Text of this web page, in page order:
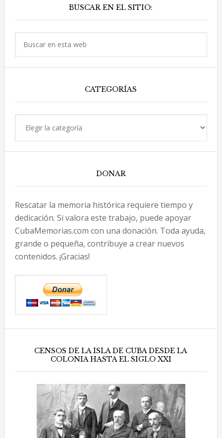
principal
BUSCAR EN EL SITIO:
CATEGORÍAS
DONAR
Rescatar la memoria histórica requiere tiempo y
dedicación. Si valora este trabajo, puede apoyar
CubaMemorias.com con una donación. Toda ayuda,
grande o pequeña, contribuye a crear nuevos
contenidos. ¡Gracias!
CENSOS DE LA ISLA DE CUBA DESDE LA
COLONIA HASTA EL SIGLO XXI